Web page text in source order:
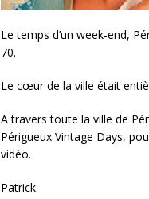
Le temps d’un week-end,
70.
Le cœur de la ville était
A travers toute la ville de
Périgueux Vintage Days,
vidéo.
Patrick